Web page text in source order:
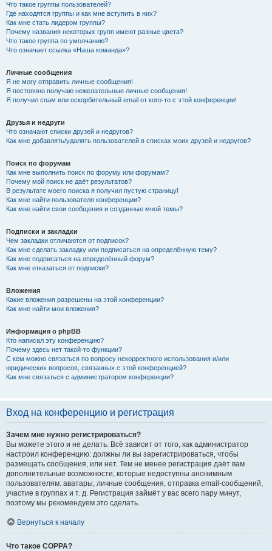
Что такое группы пользователей?
Где находятся группы и как мне вступить в них?
Как мне стать лидером группы?
Почему названия некоторых групп имеют разные цвета?
Что такое группа по умолчанию?
Что означает ссылка «Наша команда»?
Личные сообщения
Я не могу отправить личные сообщения!
Я постоянно получаю нежелательные личные сообщения!
Я получил спам или оскорбительный email от кого-то с этой конференции!
Друзья и недруги
Что означают списки друзей и недругов?
Как мне добавлять/удалять пользователей в списках моих друзей и недругов?
Поиск по форумам
Как мне выполнить поиск по форуму или форумам?
Почему мой поиск не даёт результатов?
В результате моего поиска я получил пустую страницу!
Как мне найти пользователя конференции?
Как мне найти свои сообщения и созданные мной темы?
Подписки и закладки
Чем закладки отличаются от подписок?
Как мне сделать закладку или подписаться на определённую тему?
Как мне подписаться на определённый форум?
Как мне отказаться от подписки?
Вложения
Какие вложения разрешены на этой конференции?
Как мне найти мои вложения?
Информация о phpBB
Кто написал эту конференцию?
Почему здесь нет такой-то функции?
С кем можно связаться по вопросу некорректного использования и/или
юридических вопросов, связанных с этой конференцией?
Как мне связаться с администратором конференции?
Вход на конференцию и регистрация
Зачем мне нужно регистрироваться?
Вы можете этого и не делать. Всё зависит от того, как администратор
настроил конференцию: должны ли вы зарегистрироваться, чтобы
размещать сообщения, или нет. Тем не менее регистрация даёт вам
дополнительные возможности, которые недоступны анонимным
пользователям: аватары, личные сообщения, отправка email-сообщений,
участие в группах и т. д. Регистрация займёт у вас всего пару минут,
поэтому мы рекомендуем это сделать.
Вернуться к началу
Что такое COPPA?